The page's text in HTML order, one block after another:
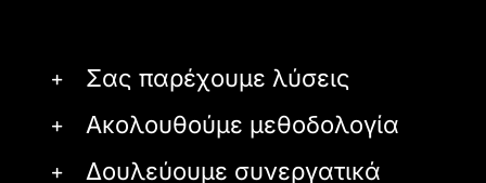
Σας παρέχουμε λύσεις
Ακολουθούμε μεθοδολογία
Δουλεύουμε συνεργατικά